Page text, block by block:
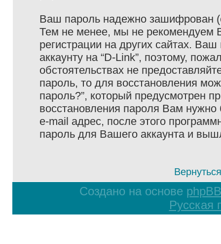
Ваш пароль надежно зашифрован
Тем не менее, мы не рекомендуем
регистрации на других сайтах.
аккаунту на “D-Link”, поэтому,
обстоятельствах не
пароль, то для восстановления
пароль?”, который предусмотрен
восстановления пароля Вам
e-mail адрес, после этого
пароль для Вашего аккаунта и
Создано на основе phpBB
Русская